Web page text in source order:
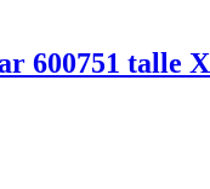
600751 talle